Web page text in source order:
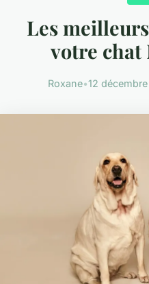
Les
votre chat
Roxane•12